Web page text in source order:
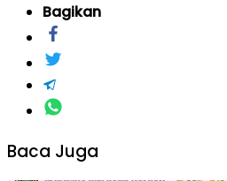
Bagikan
Baca Juga